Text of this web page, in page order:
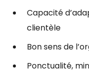
Capacité
clientèle
Bon sens de
Ponctualité,